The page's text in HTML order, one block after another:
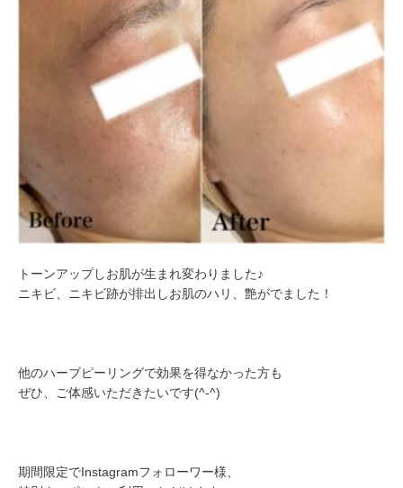
トーンアップしお肌が生まれ変わりました♪
ニキビ、ニキビ跡が排出しお肌のハリ、艶がでました！
他のハーブピーリングで効果を得なかった方も
ぜひ、ご体感いただきたいです(^-^)
期間限定でInstagramフォローワー様、